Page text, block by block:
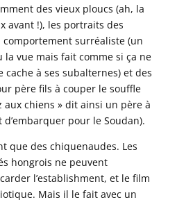
des vieux ploucs (ah, la
avant !), les portraits des
surréaliste (un
vue mais fait comme si ça ne
à ses subalternes) et des
père fils à couper le souffle
aux chiens » dit ainsi un père à
pour le Soudan).
que des chiquenaudes. Les
hongrois ne peuvent
l’establishment, et le film
Mais il le fait avec un